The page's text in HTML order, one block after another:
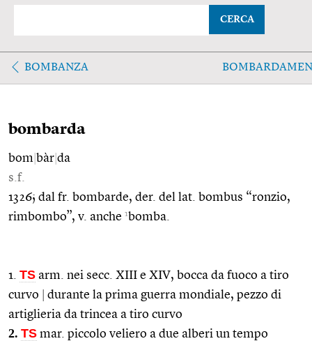
CERCA
BOMBANZA
bombarda
bom bàr da
s.f.
1326; dal fr. bombarde, der. del lat. bombus “ronzio,
rimbombo”, v. anche 1bomba.
1. TS arm. nei secc. XIII e XIV, bocca da fuoco a tiro
curvo
durante la prima guerra mondiale, pezzo di
artiglieria da trincea a tiro curvo
2. TS mar. piccolo veliero a due alberi un tempo